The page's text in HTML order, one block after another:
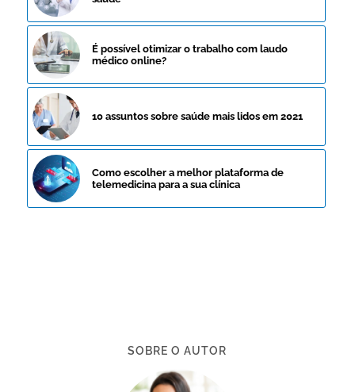
É possível otimizar o trabalho com laudo
médico online?
10 assuntos sobre saúde mais lidos em 2021
Como escolher a melhor plataforma de
telemedicina para a sua clínica
SOBRE O AUTOR